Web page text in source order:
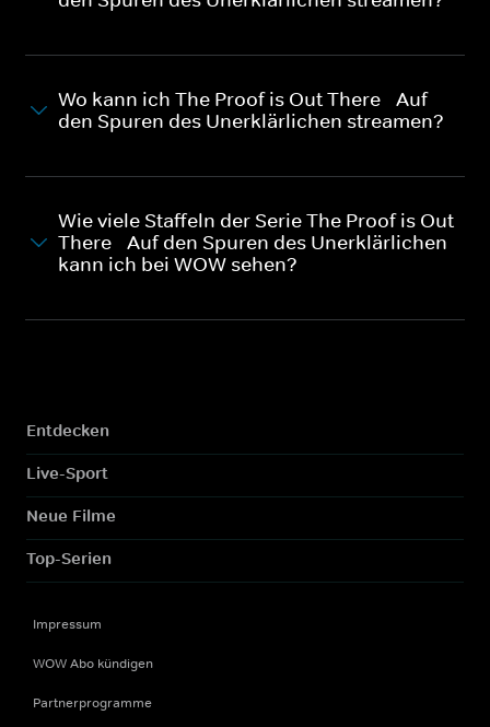
Wo kann ich The Proof is Out There - Auf
den Spuren des Unerklärlichen streamen?
Wie viele Staffeln der Serie The Proof is Out
There - Auf den Spuren des Unerklärlichen
kann ich bei WOW sehen?
Entdecken
Live-Sport
Neue Filme
Top-Serien
Impressum
WOW Abo kündigen
Partnerprogramme